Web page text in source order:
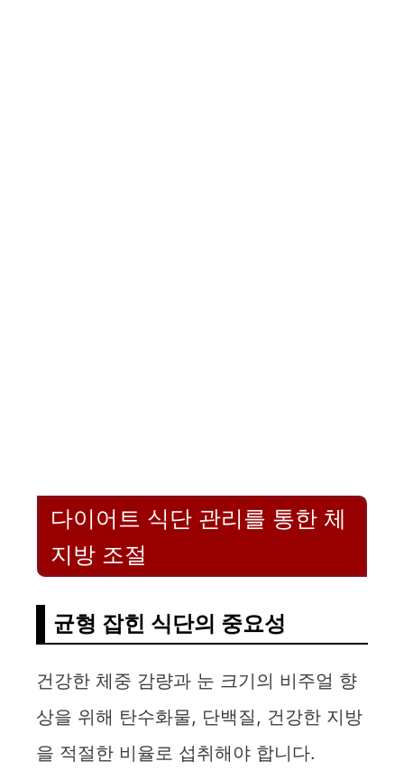
다이어트 식단 관리를 통한 체
지방 조절
균형 잡힌 식단의 중요성
건강한 체중 감량과 눈 크기의 비주얼 향
상을 위해 탄수화물, 단백질, 건강한 지방
을 적절한 비율로 섭취해야 합니다.